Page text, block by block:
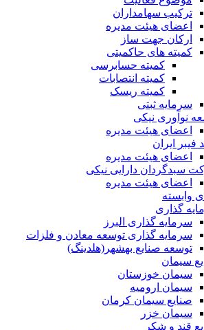
ترکیب سهامداران
اعضای هیئت مدیره
ارکان جهت ساز
کمیته های حاکمیتی
کمیته حسابرسی
کمیته انتصابات
کمیته ریسک
سرمایه ثبتی
نوآوری نیکی
اعضای هیئت مدیره
فیبر ایران
اعضای هیئت مدیره
سبدگردان دارایی نیکی
اعضای هیئت مدیره
وابسته
گذاری
سرمایه گذاری البرز
سرمایه گذاری توسعه معادن و فلزات
توسعه‌ صنایع‌ بهشهر(هلدینگ)
سیمان
سیمان خوزستان
سیمان ارومیه
صنایع سیمان کرمان
سیمان خزر
قند و شکر